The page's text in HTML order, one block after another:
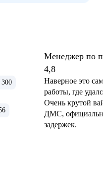
Менеджер по
4,8
Наверное это
работы, где
Очень крутой
ДМС,
задержек.